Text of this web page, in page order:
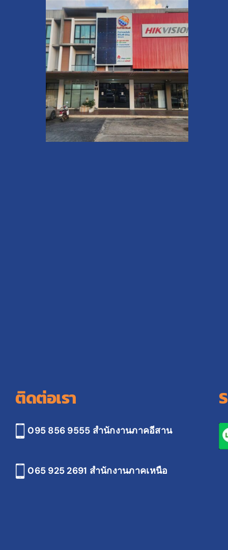
ติดต่อเรา
095 856 9555 สำนักงานภาคอีสาน
065 925 2691 สำนักงานภาคเหนือ